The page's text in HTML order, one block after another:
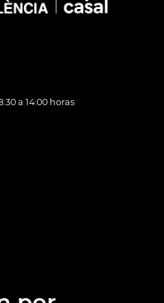
a 14:00 horas